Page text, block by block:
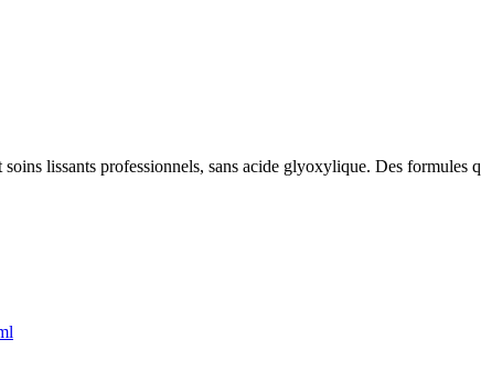
lissants professionnels, sans acide glyoxylique. Des formules